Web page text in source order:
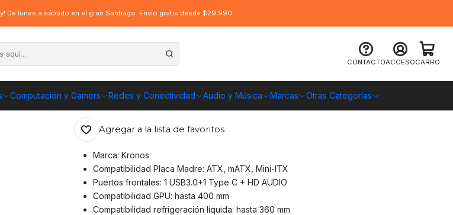
CONTACTOACCESOCARRO
Computación y Gamers Redes y Conectividad Audio y Música Marcas Otras Categorías
De lunes a sábado en el gran Santiago. Envío gratis desde $29.990
3.0, Black
Gabinete Kronos Atlantis ATX Vidrio Templado, USB
3.0, Black
ENVÍO GRATIS A TODO CHILE
Agregar a la lista de favoritos
Marca: Kronos
Compatibilidad Placa Madre: ATX, mATX, Mini-ITX
Puertos frontales: 1 USB3.0+1 Type C + HD AUDIO
Compatibilidad GPU: hasta 400 mm
Compatibilidad refrigeración líquida: hasta 360 mm